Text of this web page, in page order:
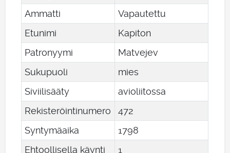
Ammatti
Vapautettu
Etunimi
Kapiton
Patronyymi
Matvejev
Sukupuoli
mies
Siviilisääty
avioliitossa
Rekisteröintinumero
472
Syntymäaika
1798
Ehtoollisella käynti
1